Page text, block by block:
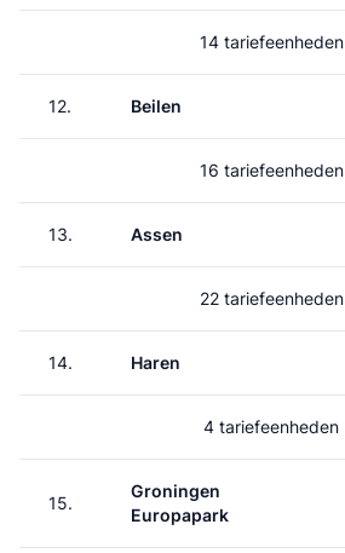
14 tariefeenheden
12. Beilen
16 tariefeenheden
13. Assen
22 tariefeenheden
14. Haren
4 tariefeenheden
15.
Groningen
Europapark